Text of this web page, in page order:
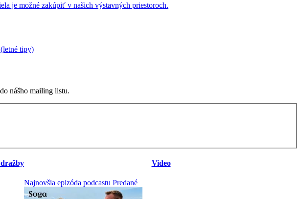
je možné zakúpiť v našich výstavných priestoroch.
nášho mailing listu.
Video
Najnovšia epizóda podcastu Predané